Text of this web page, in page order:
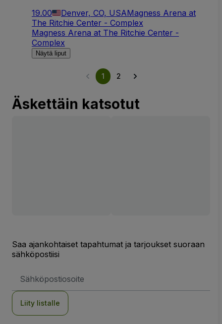
19.00 Denver, CO, USAMagness Arena at
The Ritchie Center - Complex
Magness Arena at The Ritchie Center -
Complex
Näytä liput
1 2
Äskettäin katsotut
Saa ajankohtaiset tapahtumat ja tarjoukset suoraan
sähköpostiisi
Liity listalle